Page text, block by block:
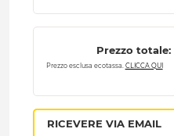
Prezzo totale:
Prezzo esclusa ecotassa. CLICCA QUI
RICEVERE VIA EMAIL